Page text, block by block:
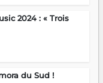
2024 : « Trois
du Sud !